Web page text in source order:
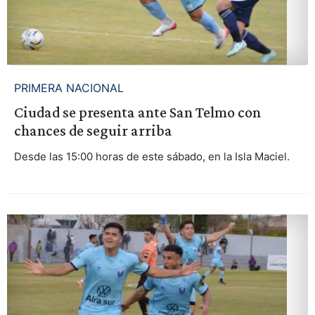
PRIMERA NACIONAL
Ciudad se presenta ante San Telmo con
chances de seguir arriba
Desde las 15:00 horas de este sábado, en la Isla Maciel.